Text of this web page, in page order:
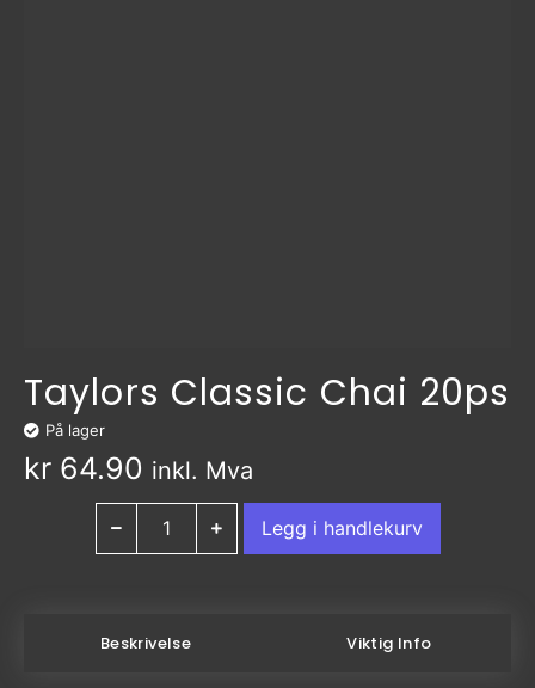
Taylors Classic Chai 20ps
På lager
kr 64.90 inkl. Mva
Legg i handlekurv
Beskrivelse Viktig Info